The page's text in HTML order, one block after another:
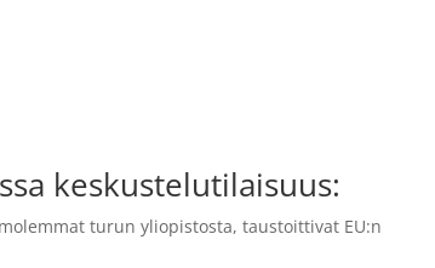
keskustelutilaisuus:
turun yliopistosta, taustoittivat EU:n